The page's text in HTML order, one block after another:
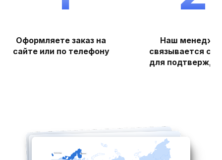
Оформляете заказ на
сайте или по телефону
Наш
связывается с
для